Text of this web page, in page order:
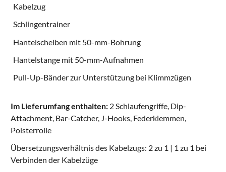
Kabelzug
Schlingentrainer
Hantelscheiben mit 50-mm-Bohrung
Hantelstange mit 50-mm-Aufnahmen
Pull-Up-Bänderzur Unterstützung bei Klimmzügen
Im Lieferumfang enthalten:2 Schlaufengriffe, Dip-
Attachment, Bar-Catcher, J-Hooks, Federklemmen,
Polsterrolle
Übersetzungsverhältnis des Kabelzugs: 2 zu 1 | 1 zu 1 bei
Verbinden der Kabelzüge